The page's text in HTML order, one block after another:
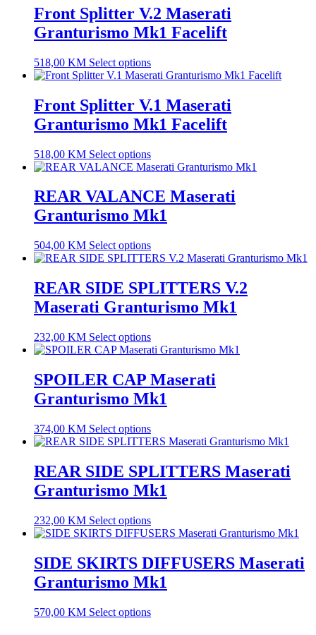
Front Splitter V.2 Maserati
Granturismo Mk1 Facelift
518,00 KM Select options
Front Splitter V.1 Maserati
Granturismo Mk1 Facelift
518,00 KM Select options
REAR VALANCE Maserati
Granturismo Mk1
504,00 KM Select options
REAR SIDE SPLITTERS V.2
Maserati Granturismo Mk1
232,00 KM Select options
SPOILER CAP Maserati
Granturismo Mk1
374,00 KM Select options
REAR SIDE SPLITTERS Maserati
Granturismo Mk1
232,00 KM Select options
SIDE SKIRTS DIFFUSERS Maserati
Granturismo Mk1
570,00 KM Select options